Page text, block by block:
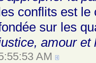
conflits est le
sur les
amour et
AM